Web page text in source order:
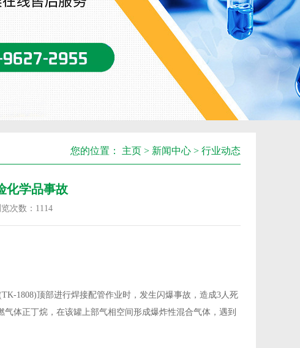
您的位置： 主页 > 新闻中心 > 行业动态
化学品事故
次数： 1114
1808)顶部进行焊接配管作业时，发生闪爆事故，造成3人死
体正丁烷，在该罐上部气相空间形成爆炸性混合气体，遇到